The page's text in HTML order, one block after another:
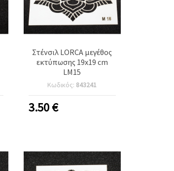
Στένσιλ LORCA μεγέθος
εκτύπωσης 19x19 cm
LM15
Κωδικός: 843241
3.50€